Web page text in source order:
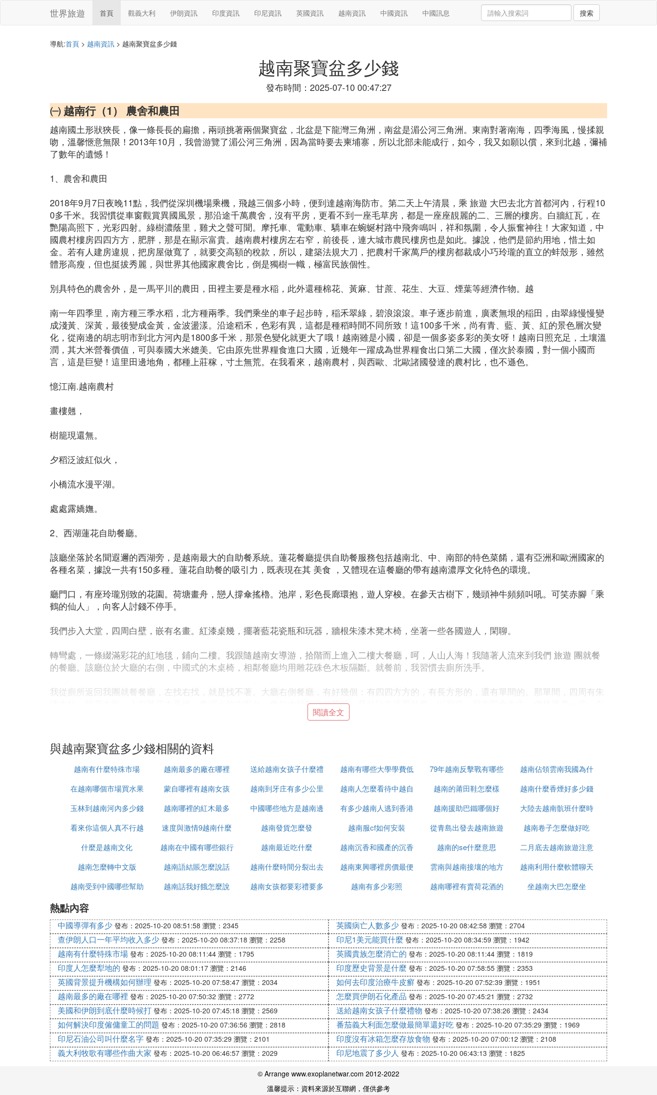
世界旅遊 首頁 觀義大利 伊朗資訊 印度資訊 印尼資訊 英國資訊 越南資訊 中國資訊 中國訊息 搜索
導航:首頁 > 越南資訊 > 越南聚寶盆多少錢
越南聚寶盆多少錢
發布時間：2025-07-10 00:47:27
㈠ 越南行（1） 農舍和農田
越南國土形狀狹長，像一條長長的扁擔，兩頭挑著兩個聚寶盆，北盆是下龍灣三角洲，南盆是湄公河三角洲。東南對著南海，四季海風，慢揉親
吻，溫馨愜意無限！2013年10月，我曾游覽了湄公河三角洲，因為當時要去柬埔寨，所以北部未能成行，如今，我又如願以償，來到北越，彌補
了數年的遺憾！
1、農舍和農田
2018年9月7日夜晚11點，我們從深圳機場乘機，飛越三個多小時，便到達越南海防市。第二天上午清晨，乘 旅遊 大巴去北方首都河內，行程10
0多千米。我習慣從車窗觀賞異國風景，那沿途千萬農舍，沒有平房，更看不到一座毛草房，都是一座座靚麗的二、三層的樓房。白牆紅瓦，在
艷陽高照下，光彩四射。綠樹濃蔭里，雞犬之聲可聞。摩托車、電動車、驕車在蜿蜒村路中飛奔鳴叫，祥和氛圍，令人振奮神往！大家知道，中
國農村樓房四四方方，肥胖，那是在顯示富貴。越南農村樓房左右窄，前後長，連大城市農民樓房也是如此。據說，他們是節約用地，惜土如
金。若有人建房違規，把房屋做寬了，就要交高額的稅款，所以，建築法規大刀，把農村千家萬戶的樓房都裁成小巧玲瓏的直立的蚌殼形，雖然
體形高瘦，但也挺拔秀麗，與世界其他國家農舍比，倒是獨樹一幟，極富民族個性。
別具特色的農舍外，是一馬平川的農田，田裡主要是種水稲，此外還種棉花、黃麻、甘蔗、花生、大豆、煙葉等經濟作物。越
南一年四季里，南方種三季水稻，北方種兩季。我們乘坐的車子起步時，稲禾翠綠，碧浪滾滾。車子逐步前進，廣袤無垠的稲田，由翠綠慢慢變
成淺黃、深黃，最後變成金黃，金波盪漾。沿途稻禾，色彩有異，這都是種稻時間不同所致！這100多千米，尚有青、藍、黃、紅的景色層次變
化，從南邊的胡志明市到北方河內是1800多千米，那景色變化就更大了哦！越南雖是小國，卻是一個多姿多彩的美女呀！越南日照充足，土壤溫
潤，其大米營養價值，可與泰國大米媲美。它由原先世界糧食進口大國，近幾年一躍成為世界糧食出口第二大國，僅次於泰國，對一個小國而
言，這是巨變！這里田邊地角，都種上莊稼，寸土無荒。在我看來，越南農村，與西歐、北歐諸國發達的農村比，也不遜色。
憶江南.越南農村
畫樓翹，
樹籠現還無。
夕稻泛波紅似火，
小橋流水漫平湖。
處處露嬌嫵。
2、西湖蓮花自助餐廳。
該廳坐落於名聞遐邇的西湖旁，是越南最大的自助餐系統。蓮花餐廳提供自助餐服務包括越南北、中、南部的特色菜餚，還有亞洲和歐洲國家的
各種名菜，據說一共有150多種。蓮花自助餐的吸引力，既表現在其 美食 ，又體現在這餐廳的帶有越南濃厚文化特色的環境。
廳門口，有座玲瓏別致的花園。荷塘畫舟，戀人撐傘搖櫓。池岸，彩色長廊環抱，遊人穿梭。在參天古樹下，幾頭神牛頻頻叫吼。可笑赤腳「乘
鶴的仙人」，向客人討錢不停手。
我們步入大堂，四周白壁，嵌有名畫。紅漆桌幾，擺著藍花瓷瓶和玩器，牆根朱漆木凳木椅，坐著一些各國遊人，閑聊。
轉彎處，一條綴滿彩花的紅地毯，鋪向二樓。我跟隨越南女導游，拾階而上進入二樓大餐廳，呵，人山人海！我隨著人流來到我們 旅遊 團就餐
的餐廳。該廳位於大廳的右側，中國式的木桌椅，相鄰餐廳均用雕花硃色木板隔斷。就餐前，我習慣去廁所洗手。
我從廁所返回我團就餐餐廳，左找右找，就是找不著。大廳右側餐廳，有好幾個：有四四方方的，有長方形的，還有單間的。那單間，四周有朱
漆木柱、雕花木板，上有雕花木垂檐，像縮小的古戲台，像放大抬新娘的花轎。我估計在這里就餐，以家庭、朋友聚會為主，價格要貴一些。在
餐廳之外的花廊里，還有餐廳，也是人來人往，尋找坐位。我來到大廳左側，餐廳均是擺的古式圓桌，就餐人不算多，但飯菜很高檔。還有前後
一一尋看。我來到大廳中心，這里是飯菜集中發放地，我想我們團的人，一定要到這里端菜盛飯。於是我在中心廳，邊等邊看邊拍照。
中心廳，像濃縮的步行街，兩邊鋪桌，擺出菜餚。分別有越南、中國、韓國、日本、泰國、歐洲諸國料理的美味佳餚。各國名菜又分種類，如葷
菜、素菜。熱菜、冷盤。甜點，飲品，果品。燒烤，現煮、現煎。各國名餚佳點，應接不暇，眼花繚亂，香氣撲鼻。各國的菜餚美點，都做到
玲瓏剔透，可以
所知應是三文魚。三文魚，要生吃，可我不喜歡生吃，所以還是去點了幾樣自己喜歡吃的平常菜。這時，果不出我所料，我團隊友先後來這兒選
擇自己喜愛的 美食 ，選好後，我們一起進入餐廳。
浣溪沙. 西湖蓮花自助餐廳
海味山珍聚大廳，
一盤兩碟世出名。
口留香韻五洲評。
畫棟雕梁人滿座，
有緣相會是天成。
舉杯喜慶任浮萍。
閱讀全文
與越南聚寶盆多少錢相關的資料
越南有什麼特殊市場 越南最多的廠在哪裡
送給越南女孩子什麼禮
物
越南有哪些大學學費低
79年越南反擊戰有哪些
人
越南佔領雲南我國為什
麼未先進攻
在越南哪個市場買水果
最便宜
蒙自哪裡有越南女孩 越南到牙庄有多少公里
越南人怎麼看待中越自
衛戰
越南的莆田鞋怎麼樣
越南什麼香煙好多少錢
玉林到越南河內多少錢
越南哪裡的紅木最多
中國哪些地方是越南邊
境
有多少越南人逃到香港 越南援助巴鐵哪個好
大陸去越南骯班什麼時
候能正常
看來你這個人真不行越
南語怎麼說
速度與激情9越南什麼
時候上映
越南發貨怎麼發 越南服cf如何安裝
從青島出發去越南旅遊
怎麼辦
越南卷子怎麼做好吃
什麼是越南文化
越南在中國有哪些銀行 越南最近吃什麼
越南沉香和國產的沉香
什麼區別
越南的se什麼意思
二月底去越南旅遊注意
什麼
越南怎麼轉中文版 越南語結賬怎麼說話
越南什麼時間分裂出去
的
越南東興哪裡房價最便
宜
雲南與越南接壤的地方
有哪些
越南利用什麼軟體聊天
越南受到中國哪些幫助
越南話我好餓怎麼說
越南女孩都要彩禮要多
越南有多少彩照 越南哪裡有賣荷花酒的 坐越南大巴怎麼坐
熱點內容
中國導彈有多少 發布：2025-10-20 08:51:58 瀏覽：2345 英國病亡人數多少 發布：2025-10-20 08:42:58 瀏覽：2704
查伊朗人口一年平均收入多少 發布：2025-10-20 08:37:18 瀏覽：2258 印尼1美元能買什麼 發布：2025-10-20 08:34:59 瀏覽：1942
越南有什麼特殊市場 發布：2025-10-20 08:11:44 瀏覽：1795 英國貴族怎麼消亡的 發布：2025-10-20 08:11:44 瀏覽：1819
印度人怎麼犁地的 發布：2025-10-20 08:01:17 瀏覽：2146 印度歷史背景是什麼 發布：2025-10-20 07:58:55 瀏覽：2353
英國背景提升機構如何辦理 發布：2025-10-20 07:58:47 瀏覽：2034 如何去印度治療牛皮癬 發布：2025-10-20 07:52:39 瀏覽：1951
越南最多的廠在哪裡 發布：2025-10-20 07:50:32 瀏覽：2772 怎麼買伊朗石化產品 發布：2025-10-20 07:45:21 瀏覽：2732
美國和伊朗到底什麼時候打 發布：2025-10-20 07:45:18 瀏覽：2569 送給越南女孩子什麼禮物 發布：2025-10-20 07:38:26 瀏覽：2434
如何解決印度僱傭童工的問題 發布：2025-10-20 07:36:56 瀏覽：2818 番茄義大利面怎麼做最簡單還好吃 發布：2025-10-20 07:35:29 瀏覽：1969
印尼石油公司叫什麼名字 發布：2025-10-20 07:35:29 瀏覽：2101 印度沒有冰箱怎麼存放食物 發布：2025-10-20 07:00:12 瀏覽：2108
義大利牧歌有哪些作曲大家 發布：2025-10-20 06:46:57 瀏覽：2029 印尼地震了多少人 發布：2025-10-20 06:43:13 瀏覽：1825
© Arrange www.exoplanetwar.com 2012-2022
溫馨提示：資料來源於互聯網，僅供參考